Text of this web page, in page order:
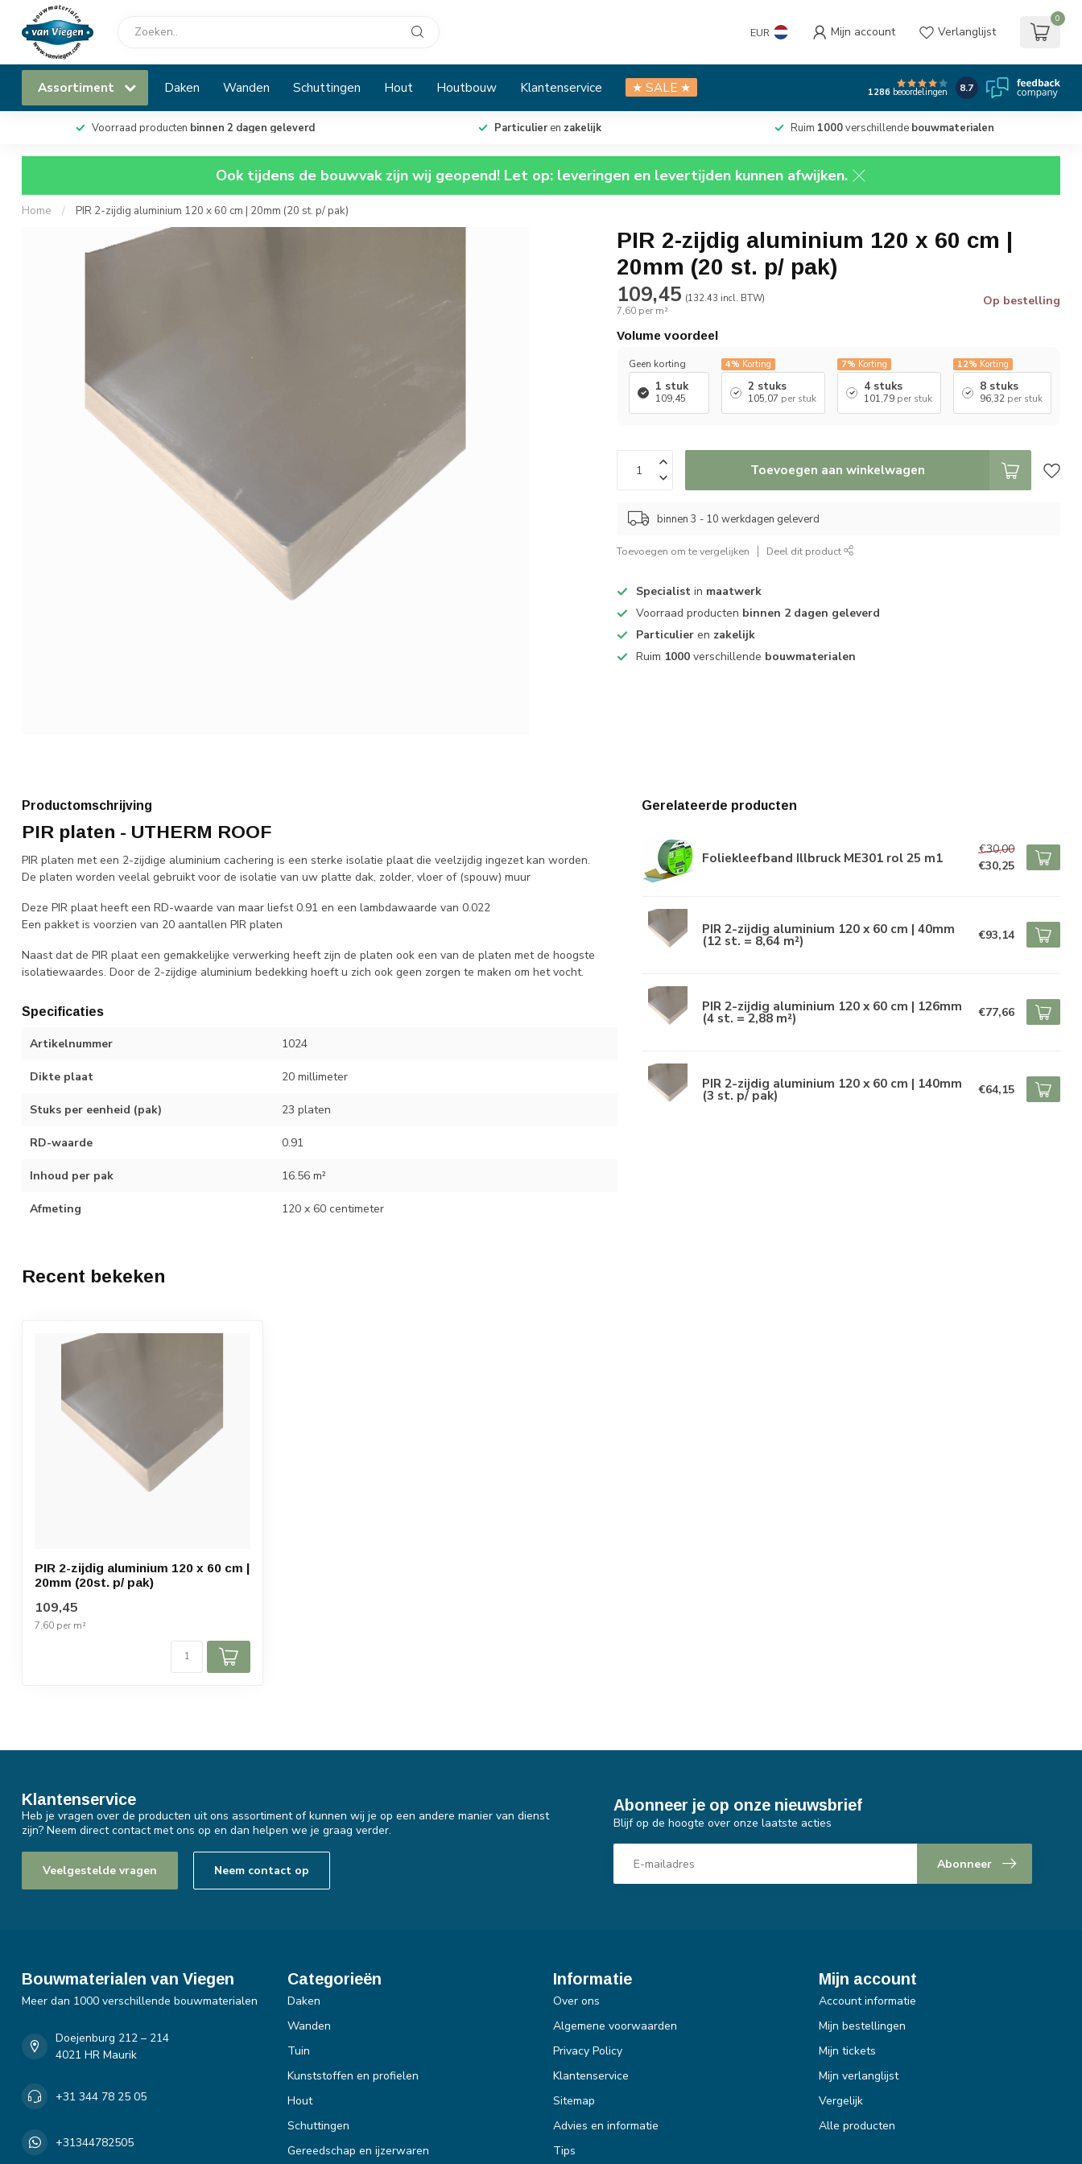
EUR Mijn account Verlanglijst
0
Assortiment Daken Wanden Schuttingen Hout Houtbouw Klantenservice ★ SALE ★ 1286 beoordelingen 8.7
Voorraad producten binnen 2 dagen geleverd Particulieren zakelijk Ruim 1000verschillende bouwmaterialen
Ook tijdens de bouwvak zijn wij geopend! Let op: leveringen en levertijden kunnen afwijken.
Home / PIR 2-zijdig aluminium 120 x 60 cm | 20mm (20 st. p/ pak)
PIR 2-zijdig aluminium 120 x 60 cm |
20mm (20 st. p/ pak)
109,45 (132.43 incl. BTW)
7,60 per m²
Op bestelling
Volume voordeel
Geen korting
1 stuk
109,45
4% Korting
2 stuks
105,07 per stuk
7% Korting
4 stuks
101,79 per stuk
12% Korting
8 stuks
96,32 per stuk
Toevoegen aan winkelwagen
binnen 3 - 10 werkdagen geleverd
Toevoegen om te vergelijken Deel dit product
Specialist in maatwerk
Voorraad producten binnen 2 dagen geleverd
Particulier en zakelijk
Ruim 1000 verschillende bouwmaterialen
Productomschrijving
PIR platen - UTHERM ROOF
PIR platen met een 2-zijdige aluminium cachering is een sterke isolatie plaat die veelzijdig ingezet kan worden.
De platen worden veelal gebruikt voor de isolatie van uw platte dak, zolder, vloer of (spouw) muur
Deze PIR plaat heeft een RD-waarde van maar liefst 0.91 en een lambdawaarde van 0.022
Een pakket is voorzien van 20 aantallen PIR platen
Naast dat de PIR plaat een gemakkelijke verwerking heeft zijn de platen ook een van de platen met de hoogste
isolatiewaardes. Door de 2-zijdige aluminium bedekking hoeft u zich ook geen zorgen te maken om het vocht.
Specificaties
Artikelnummer 1024
Dikte plaat 20 millimeter
Stuks per eenheid (pak) 23 platen
RD-waarde 0.91
Inhoud per pak 16.56 m²
Afmeting 120 x 60 centimeter
Gerelateerde producten
Foliekleefband Illbruck ME301 rol 25 m1
€30,00
€30,25
PIR 2-zijdig aluminium 120 x 60 cm | 40mm
(12 st. = 8,64 m²) €93,14
PIR 2-zijdig aluminium 120 x 60 cm | 126mm
(4 st. = 2,88 m²) €77,66
PIR 2-zijdig aluminium 120 x 60 cm | 140mm
(3 st. p/ pak) €64,15
Recent bekeken
PIR 2-zijdig aluminium 120 x 60 cm |
20mm (20st. p/ pak)
109,45
7,60 per m²
Klantenservice
Heb je vragen over de producten uit ons assortiment of kunnen wij je op een andere manier van dienst
zijn? Neem direct contact met ons op en dan helpen we je graag verder.
Veelgestelde vragen Neem contact op
Abonneer je op onze nieuwsbrief
Blijf op de hoogte over onze laatste acties
Abonneer
Bouwmaterialen van Viegen
Meer dan 1000 verschillende bouwmaterialen
Doejenburg 212 – 214
4021 HR Maurik
+31 344 78 25 05
+31344782505
Categorieën
Daken
Wanden
Tuin
Kunststoffen en profielen
Hout
Schuttingen
Gereedschap en ijzerwaren
Informatie
Over ons
Algemene voorwaarden
Privacy Policy
Klantenservice
Sitemap
Advies en informatie
Tips
Mijn account
Account informatie
Mijn bestellingen
Mijn tickets
Mijn verlanglijst
Vergelijk
Alle producten